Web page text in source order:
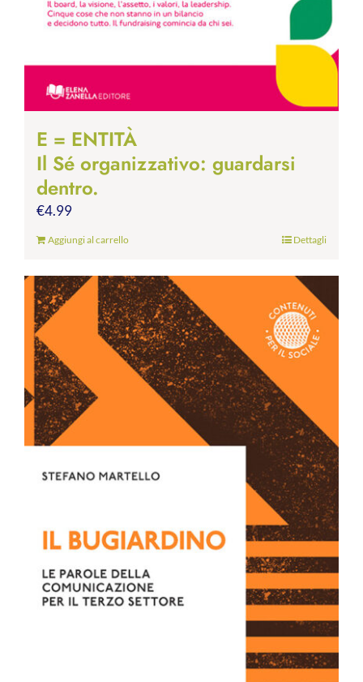
E = ENTITÀ
Il Sé organizzativo: guardarsi
dentro.
€4.99
Aggiungi al carrello Dettagli